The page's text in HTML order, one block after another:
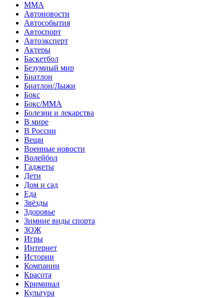
MMA
Автоновости
Автособытия
Автоспорт
Автоэксперт
Актеры
Баскетбол
Безумный мир
Биатлон
Биатлон/Лыжи
Бокс
Бокс/MMA
Болезни и лекарства
В мире
В России
Вещи
Военные новости
Волейбол
Гаджеты
Дети
Дом и сад
Еда
Звёзды
Здоровье
Зимние виды спорта
ЗОЖ
Игры
Интернет
Истории
Компании
Красота
Криминал
Культура